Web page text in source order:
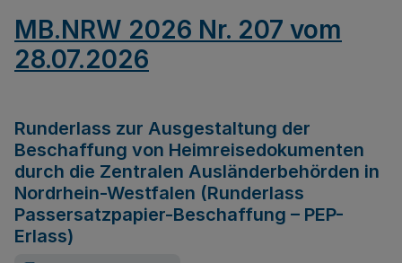
MB.NRW 2026 Nr. 207 vom
28.07.2026
Runderlass zur Ausgestaltung der
Beschaffung von Heimreisedokumenten
durch die Zentralen Ausländerbehörden in
Nordrhein-Westfalen (Runderlass
Passersatzpapier-Beschaffung – PEP-
Erlass)